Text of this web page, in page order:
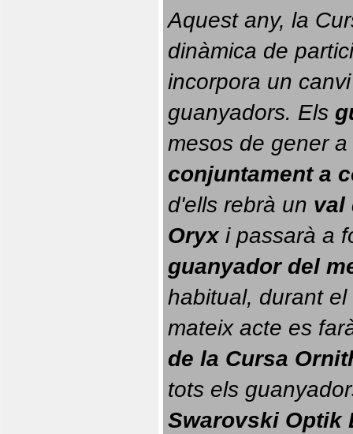
Aquest any, la
dinàmica de
incorpora un
guanyadors. Els
conjuntament a
d'ells rebrà un val
Oryx i passarà a
guanyador del
habitual, durant el
mateix acte es
de la Cursa
tots els
Swarovski Optik